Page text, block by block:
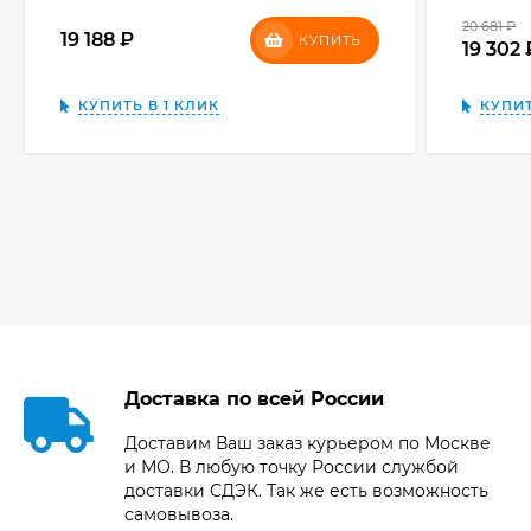
19 188 ₽ КУПИТЬ
КУПИТЬ В 1 КЛИК
20 681 ₽
19 302
Доставка по всей России
Доставим Ваш заказ курьером по Москве
и МО. В любую точку России службой
доставки СДЭК. Так же есть возможность
самовывоза.